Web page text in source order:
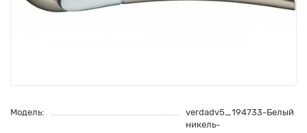
Модель:
verdadv5_194733-Белый
никель-